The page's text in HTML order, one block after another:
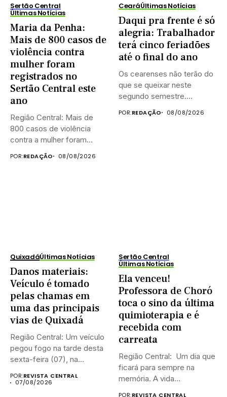
Sertão Central
Últimas Notícias
Maria da Penha:
Mais de 800 casos de
violência contra
mulher foram
registrados no
Sertão Central este
ano
Região Central: Mais de
800 casos de violência
contra a mulher foram...
POR:REDAÇÃO 08/08/2026
CearáÚltimas Notícias
Daqui pra frente é só
alegria: Trabalhador
terá cinco feriadões
até o final do ano
Os cearenses não terão do
que se queixar neste
segundo semestre.
POR:REDAÇÃO 08/08/2026
QuixadáÚltimas Notícias
Danos materiais:
Veículo é tomado
pelas chamas em
uma das principais
vias de Quixadá
Região Central: Um veículo
pegou fogo na tarde desta
sexta-feira (07), na...
POR:REVISTA CENTRAL
07/08/2026
Sertão Central
Últimas Notícias
Ela venceu!
Professora de Choró
toca o sino da última
quimioterapia e é
recebida com
carreata
Região Central: Um dia que
ficará para sempre na
memória. A vida...
POR:REVISTA CENTRAL